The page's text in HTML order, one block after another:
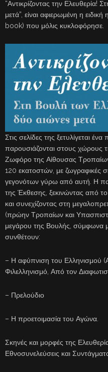
“Αντικρίζοντας την
μετά”, είναι αφιερωμένη η
book) που μόλις κυκλοφόρησε.
Στις σελίδες της ξετυλίγεται
παρουσιάζονται στους χώρους
Ζωφόρο της Αίθουσας
120 εκατοστών, με ζωγραφικές
γεγονότων γύρω από αυτή. Η
της Έκθεσης, ξεκινώντας από το
και συνεχίζοντας στη
(πρώην Τροπαίων και
μεγάρου της Βουλής, σύμφωνα
συνθέτουν:
– Η αφύπνιση του Ελληνισμού
Φιλελληνισμό, Από τον
– Πρελούδιο
– Η προετοιμασία του Αγώνα.
Σκηνές και μορφές της
Εθνοσυνελεύσεις και